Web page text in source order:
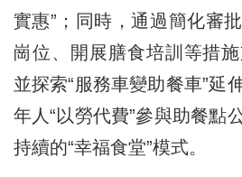
實惠”；同時，通過簡化審
崗位、開展膳食培訓等措
並探索“服務車變助餐車”延
年人“以勞代費”參與助餐點
持續的“幸福食堂”模式。